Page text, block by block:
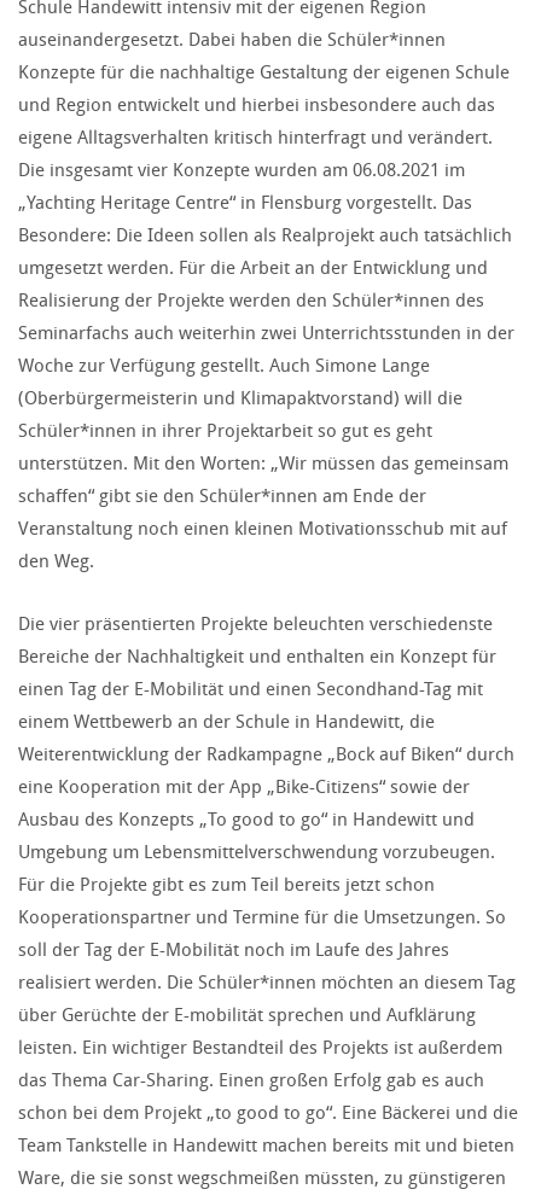
Schule Handewitt intensiv mit der eigenen Region
auseinandergesetzt. Dabei haben die Schüler*innen
Konzepte für die nachhaltige Gestaltung der eigenen Schule
und Region entwickelt und hierbei insbesondere auch das
eigene Alltagsverhalten kritisch hinterfragt und verändert.
Die insgesamt vier Konzepte wurden am 06.08.2021 im
„Yachting Heritage Centre“ in Flensburg vorgestellt. Das
Besondere: Die Ideen sollen als Realprojekt auch tatsächlich
umgesetzt werden. Für die Arbeit an der Entwicklung und
Realisierung der Projekte werden den Schüler*innen des
Seminarfachs auch weiterhin zwei Unterrichtsstunden in der
Woche zur Verfügung gestellt. Auch Simone Lange
(Oberbürgermeisterin und Klimapaktvorstand) will die
Schüler*innen in ihrer Projektarbeit so gut es geht
unterstützen. Mit den Worten: „Wir müssen das gemeinsam
schaffen“ gibt sie den Schüler*innen am Ende der
Veranstaltung noch einen kleinen Motivationsschub mit auf
den Weg.
Die vier präsentierten Projekte beleuchten verschiedenste
Bereiche der Nachhaltigkeit und enthalten ein Konzept für
einen Tag der E-Mobilität und einen Secondhand-Tag mit
einem Wettbewerb an der Schule in Handewitt, die
Weiterentwicklung der Radkampagne „Bock auf Biken“ durch
eine Kooperation mit der App „Bike-Citizens“ sowie der
Ausbau des Konzepts „To good to go“ in Handewitt und
Umgebung um Lebensmittelverschwendung vorzubeugen.
Für die Projekte gibt es zum Teil bereits jetzt schon
Kooperationspartner und Termine für die Umsetzungen. So
soll der Tag der E-Mobilität noch im Laufe des Jahres
realisiert werden. Die Schüler*innen möchten an diesem Tag
über Gerüchte der E-mobilität sprechen und Aufklärung
leisten. Ein wichtiger Bestandteil des Projekts ist außerdem
das Thema Car-Sharing. Einen großen Erfolg gab es auch
schon bei dem Projekt „to good to go“. Eine Bäckerei und die
Team Tankstelle in Handewitt machen bereits mit und bieten
Ware, die sie sonst wegschmeißen müssten, zu günstigeren